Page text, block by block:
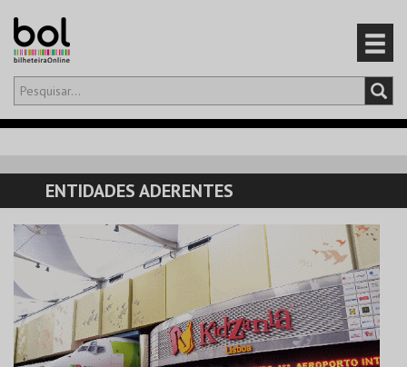
Olá,iniciar sessão
CARRINHO
EVENTOS
CARTÕES
PRODUTOS
ENTIDADES ADERENTES